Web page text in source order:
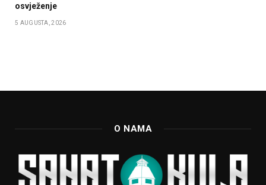
osvježenje
5 AUGUSTA, 2026
O NAMA